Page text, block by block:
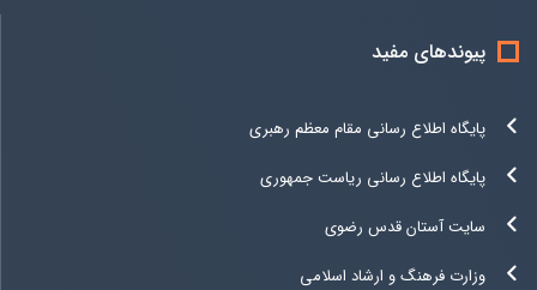
پیوندهای مفید
پایگاه اطلاع رسانی مقام معظم رهبری
پایگاه اطلاع رسانی ریاست جمهوری
سایت آستان قدس رضوی
وزارت فرهنگ و ارشاد اسلامی